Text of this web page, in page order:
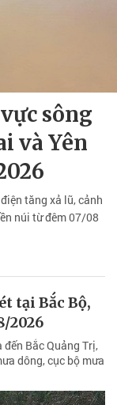
sông
và Yên
tăng xả lũ, cảnh
núi từ đêm 07/08
tại Bắc Bộ,
2026
Bắc Quảng Trị,
dông, cục bộ mưa